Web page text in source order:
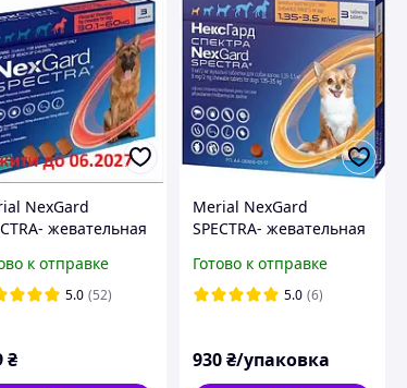
NexGard
жевательная
60 кг ) 1 таблетка
к отправке
5.0 (52)
₴
Merial NexGard
SPECTRA- жевательная
(1.3-3.5 кг) 3 таблетки
Готово к отправке
5.0 (6)
930₴/упаковка